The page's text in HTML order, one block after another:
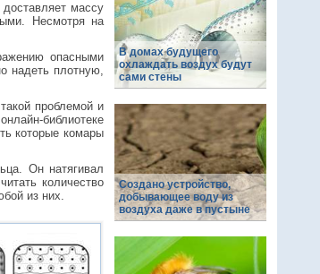
массу
Несмотря на
опасными
надеть плотную,
проблемой и
библиотеке
которые комары
Он натягивал
количество
из них.
В домах будущего
охлаждать воздух будут
сами стены
Создано устройство,
добывающее воду из
воздуха даже в пустыне